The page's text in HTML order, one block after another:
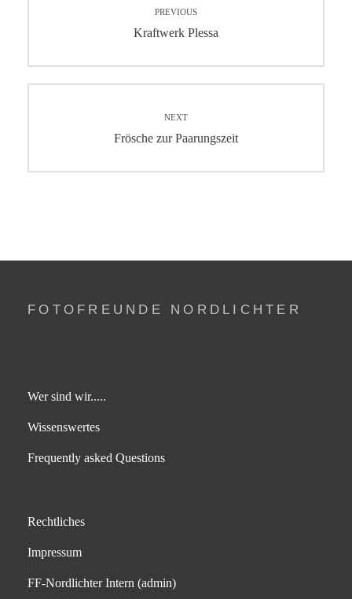
PREVIOUS
Previous
Kraftwerk Plessa
NEXT
Next
Frösche zur Paarungszeit
FOTOFREUNDE NORDLICHTER
Wer sind wir.....
Wissenswertes
Frequently asked Questions
Rechtliches
Impressum
FF-Nordlichter Intern (admin)